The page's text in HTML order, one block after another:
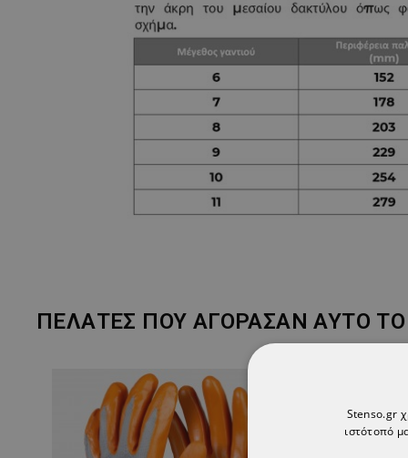
ΠΕΛΆΤΕΣ ΠΟΥ ΑΓΌΡΑΣΑΝ ΑΥΤΌ
Stenso.gr
ιστότοπό